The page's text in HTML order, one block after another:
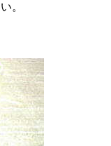
。